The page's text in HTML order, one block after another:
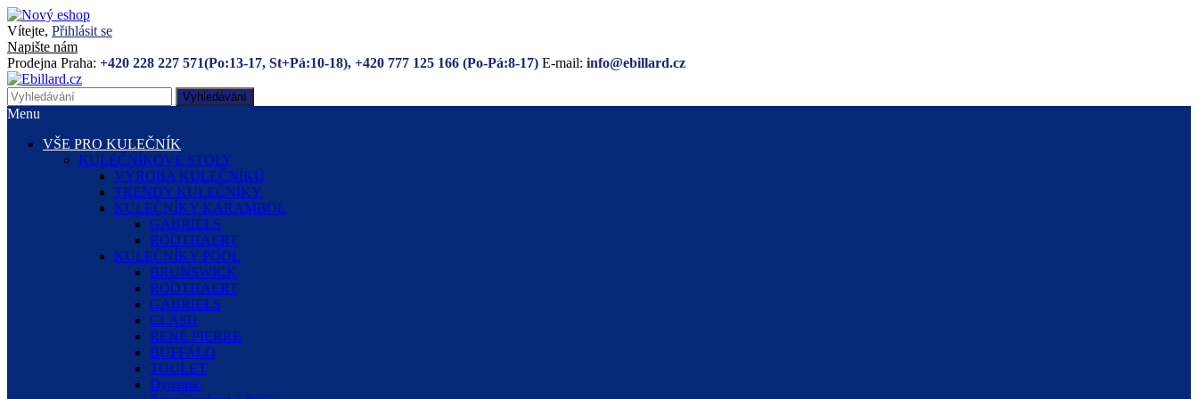
Vítejte, Přihlásit se
Napište nám
Prodejna Praha: +420 228 227 571(Po:13-17, St+Pá:10-18), +420 777 125 166 (Po-Pá:8-17) E-mail: info@ebillard.cz
Vyhledávání
Menu
VŠE PRO KULEČNÍK
KULEČNÍKOVÉ STOLY
VÝROBA KULEČNÍKŮ
TRENDY KULEČNÍKY
KULEČNÍKY KARAMBOL
GABRIELS
ROOTHAERT
KULEČNÍKY POOL
BRUNSWICK
ROOTHAERT
GABRIELS
CLASH
RENÉ PIERRE
BUFFALO
TOULET
Dynamic